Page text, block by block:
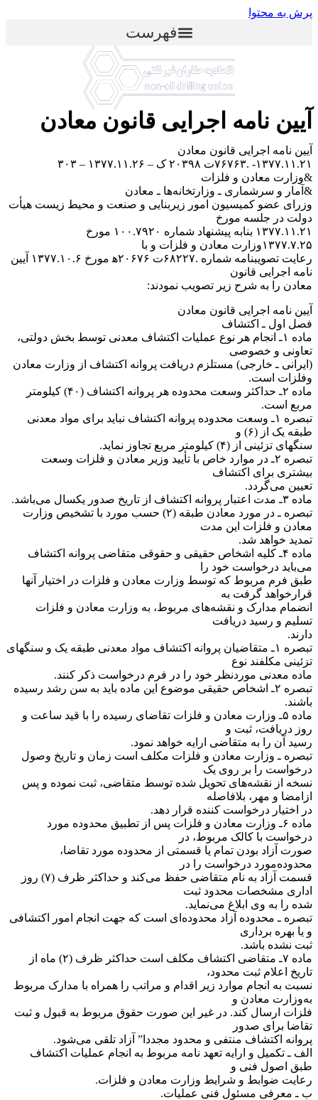
پرش به محتوا
فهرست
‌آیین نامه اجرایی قانون معادن
‌آیین نامه اجرایی قانون معادن
۱۳۷۷.۱۱.۲۱- .۷۶۷۶۳ت ۲۰۳۹۸ ک – ۱۳۷۷.۱۱.۲۶ – ۳۰۳
&‌وزارت معادن و فلزات
&‌آمار و سرشماری ـ وزارتخانه‌ها ـ معادن
‌وزرای عضو کمیسیون امور زیربنایی و صنعت و محیط زیست هیأت
دولت در جلسه مورخ
۱۳۷۷.۱۱.۲۱ بنابه پیشنهاد شماره ۱۰۰.۷۹۲۰ مورخ
۱۳۷۷.۷.۲۵‌وزارت معادن و فلزات و با
رعایت تصویبنامه شماره .۶۸۲۲۷ت ۲۰۶۷۶‌ه‍ مورخ ۱۳۷۷.۱۰.۶ آیین
نامه اجرایی قانون
معادن را به شرح زیر تصویب نمودند:
‌آیین نامه اجرایی قانون معادن
‌فصل اول ـ اکتشاف
‌ماده ۱ـ انجام هر نوع عملیات اکتشاف معدنی توسط بخش دولتی،
تعاونی و خصوصی
(‌ایرانی ـ خارجی) مستلزم دریافت پروانه اکتشاف از وزارت معادن
و‌فلزات است.
‌ماده ۲ـ حداکثر وسعت محدوده هر پروانه اکتشاف (۴۰) کیلومتر
مربع است.
‌تبصره ۱ـ وسعت محدوده پروانه اکتشاف نباید برای مواد معدنی
طبقه یک از (۶) و
سنگهای تزئینی از (۴) کیلومتر مربع تجاوز نماید.
‌تبصره ۲ـ در موارد خاص با تأیید وزیر معادن و فلزات وسعت
بیشتری برای اکتشاف
تعیین می‌گردد.
‌ماده ۳ـ مدت اعتبار پروانه اکتشاف از تاریخ صدور یکسال می‌باشد.
‌تبصره ـ در مورد معادن طبقه (۲) حسب مورد با تشخیص وزارت
معادن و فلزات این مدت
تمدید خواهد شد.
‌ماده ۴ـ کلیه اشخاص حقیقی و حقوقی متقاضی پروانه اکتشاف
می‌باید درخواست خود را
طبق فرم مربوط که توسط وزارت معادن و فلزات در اختیار آنها
قرار‌خواهد گرفت به
انضمام مدارک و نقشه‌های مربوط، به وزارت معادن و فلزات
تسلیم و رسید دریافت
دارند.
‌تبصره ۱ـ متقاضیان پروانه اکتشاف مواد معدنی طبقه یک و سنگهای
تزئینی مکلفند نوع
ماده معدنی موردنظر خود را در فرم درخواست ذکر کنند.
‌تبصره ۲ـ اشخاص حقیقی موضوع این ماده باید به سن رشد رسیده
باشند.
‌ماده ۵ـ وزارت معادن و فلزات تقاضای رسیده را با قید ساعت و
روز دریافت، ثبت و
رسید آن را به متقاضی ارایه خواهد نمود.
‌تبصره ـ وزارت معادن و فلزات مکلف است زمان و تاریخ وصول
درخواست را بر روی یک
نسخه از نقشه‌های تحویل شده توسط متقاضی، ثبت نموده و پس
از‌امضا و مهر، بلافاصله
در اختیار درخواست کننده قرار دهد.
‌ماده ۶ـ وزارت معادن و فلزات پس از تطبیق محدوده مورد
درخواست با کالک مربوط، در
صورت آزاد بودن تمام یا قسمتی از محدوده مورد تقاضا،
محدوده‌مورد درخواست را در
قسمت آزاد به نام متقاضی حفظ می‌کند و حداکثر ظرف (۷) روز
اداری مشخصات محدود ثبت
شده را به وی ابلاغ می‌نماید.
‌تبصره ـ محدوده آزاد محدوده‌ای است که جهت انجام امور اکتشافی
و یا بهره برداری
ثبت نشده باشد.
‌ماده ۷ـ متقاضی اکتشاف مکلف است حداکثر ظرف (۲) ماه از
تاریخ اعلام ثبت محدود،
نسبت به انجام موارد زیر اقدام و مراتب را همراه با مدارک مربوط
به‌وزارت معادن و
فلزات ارسال کند. در غیر این صورت حقوق مربوط به قبول و ثبت
تقاضا برای صدور
پروانه اکتشاف منتفی و محدود مجددا” آزاد تلقی می‌شود.
‌الف ـ تکمیل و ارایه تعهد نامه مربوط به انجام عملیات اکتشاف
طبق اصول فنی و
رعایت ضوابط و شرایط وزارت معادن و فلزات.
ب ـ معرفی مسئول فنی عملیات.